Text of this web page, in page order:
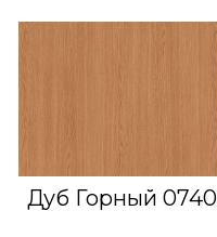
Дуб Горный 0740